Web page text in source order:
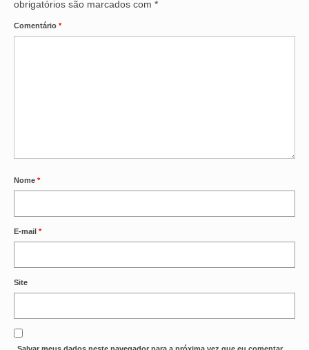
obrigatórios são marcados com *
Comentário *
Nome *
E-mail *
Site